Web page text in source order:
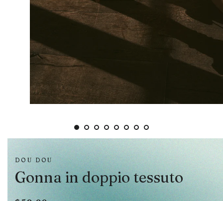
DOU DOU
Gonna in doppio tessuto